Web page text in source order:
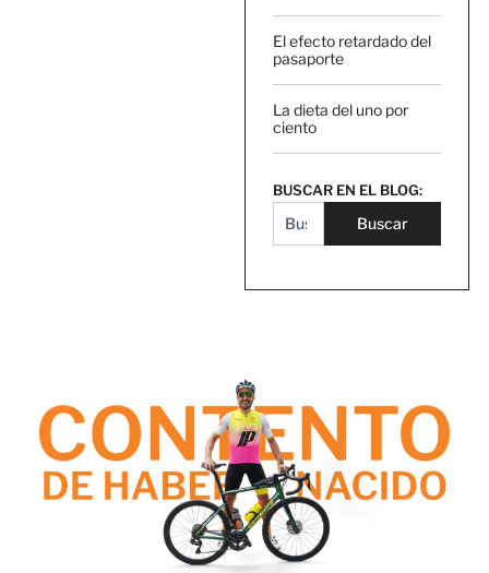
El efecto retardado del
pasaporte
La dieta del uno por
ciento
BUSCAR EN EL BLOG:
Buscar